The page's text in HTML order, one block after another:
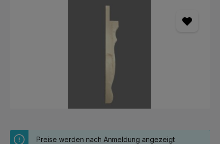
Preise werden nach Anmeldung angezeigt